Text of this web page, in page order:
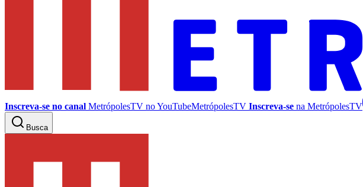
Inscreva-se no canal MetrópolesTV noYouTubeMetrópolesTV Inscreva-se na MetrópolesTV
Busca